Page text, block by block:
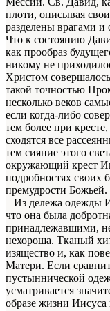
плоти, описывая
разделены врагами и
Что к состоянию
как прообраз
никому не
Христом
такой точностью
несколько веков
если когда-либо
тем более при
сходятся все
тем сияние этого
окружающий крест
подробностях своих
премудрости Божьей.
Из дележа одежды
что она была
принадлежавшими,
нехороша. Тканый
изящество и, как
Матери. Если
пустыннической
усматривается
образе жизни